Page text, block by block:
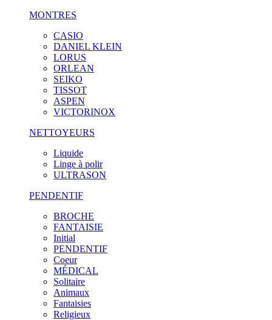
MONTRES
CASIO
DANIEL KLEIN
LORUS
ORLEAN
SEIKO
TISSOT
ASPEN
VICTORINOX
NETTOYEURS
Liquide
Linge à polir
ULTRASON
PENDENTIF
BROCHE
FANTAISIE
Initial
PENDENTIF
Coeur
MÉDICAL
Solitaire
Animaux
Fantaisies
Religieux